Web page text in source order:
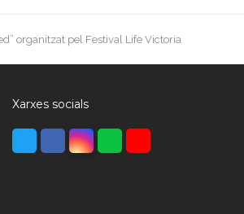
organitzat pel Festival Life Victoria
Xarxes socials
TwitterFacebook
Instagram